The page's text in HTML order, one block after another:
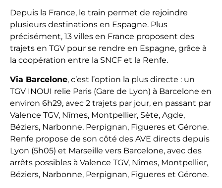
Depuis la France, le train permet de rejoindre
plusieurs destinations en Espagne. Plus
précisément, 13 villes en France proposent des
trajets en TGV pour se rendre en Espagne, grâce à
la coopération entre la SNCF et la Renfe.
Via Barcelone, c’est l’option la plus directe : un
TGV INOUI relie Paris (Gare de Lyon) à Barcelone en
environ 6h29, avec 2 trajets par jour, en passant par
Valence TGV, Nîmes, Montpellier, Sète, Agde,
Béziers, Narbonne, Perpignan, Figueres et Gérone.
Renfe propose de son côté des AVE directs depuis
Lyon (5h05) et Marseille vers Barcelone, avec des
arrêts possibles à Valence TGV, Nîmes, Montpellier,
Béziers, Narbonne, Perpignan, Figueres et Gérone.